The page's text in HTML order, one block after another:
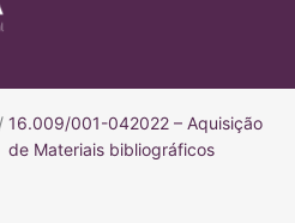
/ 16.009/001-042022 – Aquisição
de Materiais bibliográficos